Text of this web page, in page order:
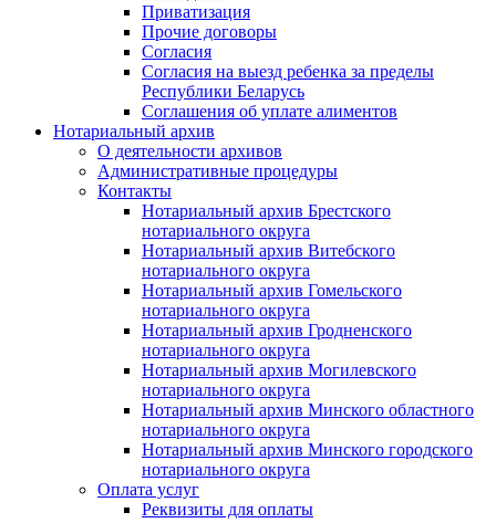
Приватизация
Прочие договоры
Согласия
Согласия на выезд ребенка за пределы
Республики Беларусь
Соглашения об уплате алиментов
Нотариальный архив
О деятельности архивов
Административные процедуры
Контакты
Нотариальный архив Брестского
нотариального округа
Нотариальный архив Витебского
нотариального округа
Нотариальный архив Гомельского
нотариального округа
Нотариальный архив Гродненского
нотариального округа
Нотариальный архив Могилевского
нотариального округа
Нотариальный архив Минского областного
нотариального округа
Нотариальный архив Минского городского
нотариального округа
Оплата услуг
Реквизиты для оплаты